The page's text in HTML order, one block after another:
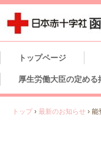
トップページ
厚生労働大臣の定める
トップ › 最新のお知らせ › 能